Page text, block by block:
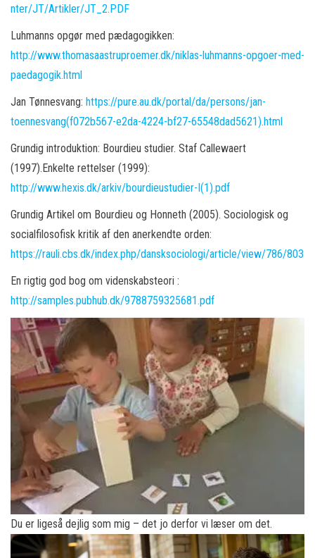
nter/JT/Artikler/JT_2.PDF
Luhmanns opgør med pædagogikken:
http://www.thomasaastruproemer.dk/niklas-luhmanns-opgoer-med-
paedagogik.html
Jan Tønnesvang: https://pure.au.dk/portal/da/persons/jan-
toennesvang(f072b567-e2da-4224-bf27-65548dad5621).html
Grundig introduktion: Bourdieu studier. Staf Callewaert
(1997).Enkelte rettelser (1999):
http://www.hexis.dk/arkiv/bourdieustudier-I(1).pdf
Grundig Artikel om Bourdieu og Honneth (2005). Sociologisk og
socialfilosofisk kritik af den anerkendte orden:
https://rauli.cbs.dk/index.php/dansksociologi/article/view/786/803
En rigtig god bog om videnskabsteori :
http://samples.pubhub.dk/9788759325681.pdf
Du er ligeså dejlig som mig – det jo derfor vi læser om det.